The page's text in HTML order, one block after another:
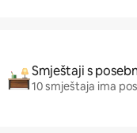
Smještaji s
10 smještaja ima